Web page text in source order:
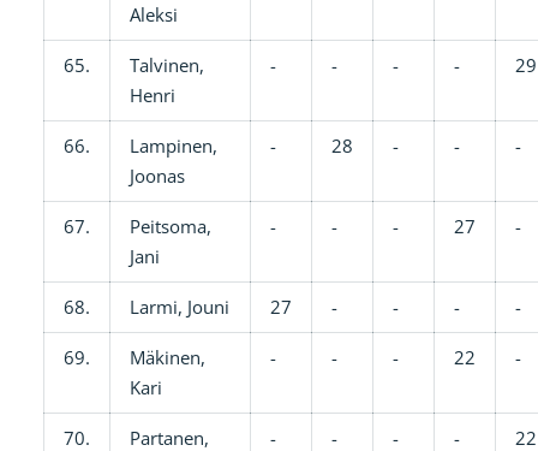
Aleksi
65.
Talvinen,
Henri
- - - - 29
66.
Lampinen,
Joonas
- 28 - - -
67.
Peitsoma,
Jani
- - - 27 -
68. Larmi, Jouni 27 - - - -
69.
Mäkinen,
Kari
- - - 22 -
70.
Partanen,
- - - - 22